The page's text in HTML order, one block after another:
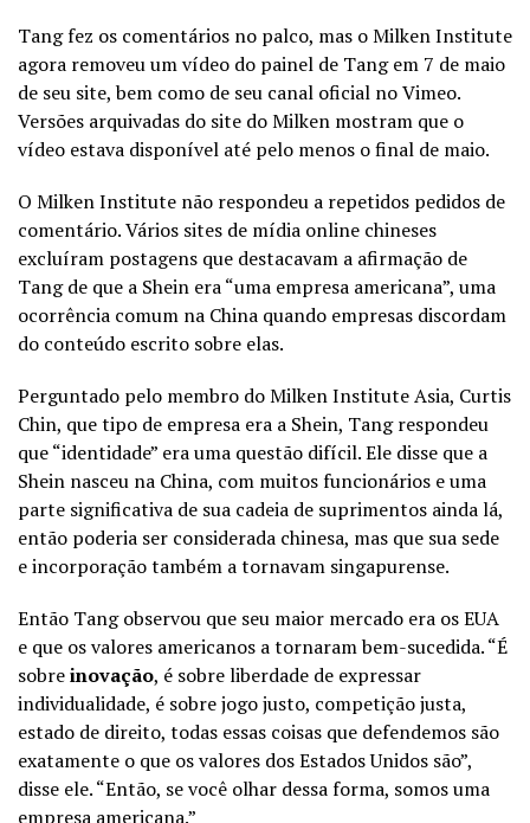
Tang fez os comentários no palco, mas o Milken Institute
agora removeu um vídeo do painel de Tang em 7 de maio
de seu site, bem como de seu canal oficial no Vimeo.
Versões arquivadas do site do Milken mostram que o
vídeo estava disponível até pelo menos o final de maio.
O Milken Institute não respondeu a repetidos pedidos de
comentário. Vários sites de mídia online chineses
excluíram postagens que destacavam a afirmação de
Tang de que a Shein era “uma empresa americana”, uma
ocorrência comum na China quando empresas discordam
do conteúdo escrito sobre elas.
Perguntado pelo membro do Milken Institute Asia, Curtis
Chin, que tipo de empresa era a Shein, Tang respondeu
que “identidade” era uma questão difícil. Ele disse que a
Shein nasceu na China, com muitos funcionários e uma
parte significativa de sua cadeia de suprimentos ainda lá,
então poderia ser considerada chinesa, mas que sua sede
e incorporação também a tornavam singapurense.
Então Tang observou que seu maior mercado era os EUA
e que os valores americanos a tornaram bem-sucedida. “É
sobreinovação, é sobre liberdade de expressar
individualidade, é sobre jogo justo, competição justa,
estado de direito, todas essas coisas que defendemos são
exatamente o que os valores dos Estados Unidos são”,
disse ele. “Então, se você olhar dessa forma, somos uma
empresa americana.”